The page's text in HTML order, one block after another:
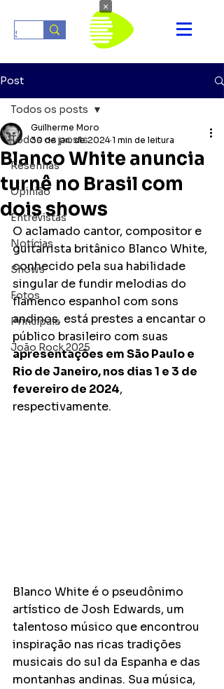
Post
Todos os posts
Resenhas
Opinião
Entrevistas
Notícias
Shows
Fotos
Principais
João Rock 2025
Todos os posts
Blanco White anuncia
turnê no Brasil com
dois shows
Guilherme Moro
30 de jan. de 2024 1 min de leitura
O aclamado cantor, compositor e
guitarrista britânico Blanco White,
conhecido pela sua habilidade
singular de fundir melodias do
flamenco espanhol com sons
andinos, está prestes a encantar o
público brasileiro com suas
apresentações em São Paulo e
Rio de Janeiro, nos dias 1 e 3 de
fevereiro de 2024,
respectivamente.
Blanco White é o pseudônimo
artístico de Josh Edwards, um
talentoso músico que encontrou
inspiração nas ricas tradições
musicais do sul da Espanha e das
montanhas andinas. Sua música,
×